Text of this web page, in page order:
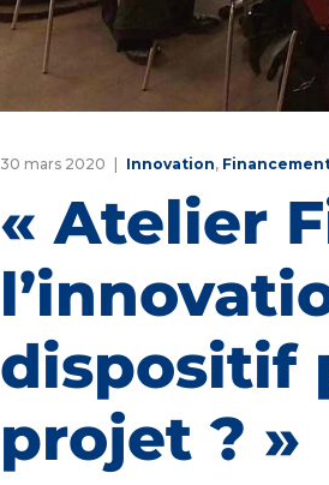
30 mars 2020 Innovation,
« Atelier
dispositif
projet ? »